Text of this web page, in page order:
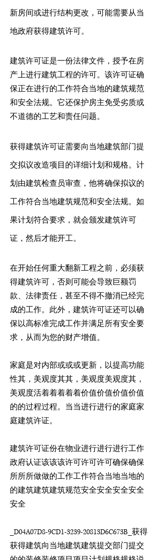
新房间或进行结构更改，可能需要从当
地政府获得建筑许可。
建筑许可证是一份法律文件，授予在房
产上进行建筑工程的许可。该许可证确
保正在进行的工作符合当地的建筑规范
和安全法规。它还保护房主免受劣质或
不道德的工艺和责任问题。
获得建筑许可证需要向当地建筑部门提
交拟议改造项目的详细计划和规格。计
划由建筑检查员审查，他将确保拟议的
工作符合当地建筑规范和安全法规。如
果计划符合要求，就会颁发建筑许可
证，然后才能开工。
在开始任何重大翻新工程之前，必须获
得建筑许可，否则可能会导致巨额罚
款、法律责任，甚至不得不撤消已经完
成的工作。此外，建筑许可证还可以确
保以高标准完成工作并满足所有安全要
求，从而为您的财产增值。
家庭是对内部或或或更新，以提高功能
性其，美观度其其，美观度美观度其，
美观度活着着着着着价值价值价值价值
的的过程过程。当当进行进行的家庭家
庭建筑许证。
建筑许可证份在物业进行进行进行工作
政府认证该该该许可许可许可确保确保
所所所做做的工作工作符合当地当地的
的建筑建筑建筑规范安全安全安全安全
安全
_D04A07D8-9CD1-3239-20813D6C673B_获得
获得建筑向当地建筑建筑提交部门提交